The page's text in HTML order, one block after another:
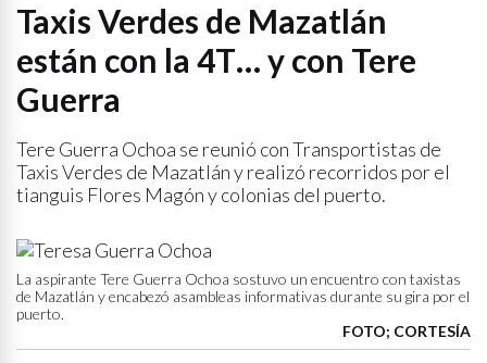
Taxis Verdes de Mazatlán
están con la 4T… y con Tere
Guerra
Tere Guerra Ochoa se reunió con Transportistas de
Taxis Verdes de Mazatlán y realizó recorridos por el
tianguis Flores Magón y colonias del puerto.
La aspirante Tere Guerra Ochoa sostuvo un encuentro con taxistas
de Mazatlán y encabezó asambleas informativas durante su gira por el
puerto.
FOTO; CORTESÍA